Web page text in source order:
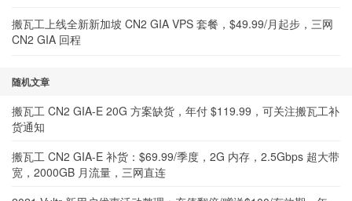
搬瓦工上线全新新加坡 CN2 GIA VPS 套餐，$49.99/月起步，三网
CN2 GIA 回程
随机文章
搬瓦工 CN2 GIA-E 20G 方案缺货，年付 $119.99，可关注搬瓦工补
货通知
搬瓦工 CN2 GIA-E 补货：$69.99/季度，2G 内存，2.5Gbps 超大带
宽，2000GB 月流量，三网直连